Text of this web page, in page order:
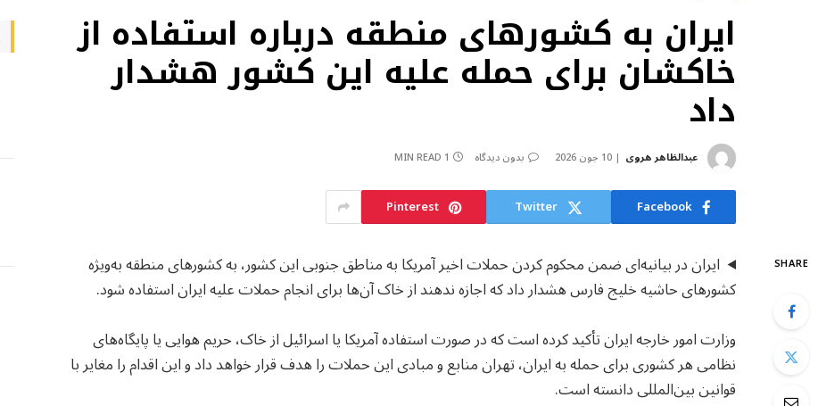
ایران به کشورهای منطقه درباره استفاده از
خاکشان برای حمله علیه این کشور هشدار
داد
عبدالظاهر هروی 10 جون 2026 بدون دیدگاه 1 MIN READ
Facebook
Twitter
Pinterest
SHARE
ایران در بیانیه‌ای ضمن محکوم کردن حملات اخیر آمریکا به مناطق جنوبی این کشور، به کشورهای منطقه به‌ویژه
کشورهای حاشیه خلیج فارس هشدار داد که اجازه ندهند از خاک آن‌ها برای انجام حملات علیه ایران استفاده شود.
وزارت امور خارجه ایران تأکید کرده است که در صورت استفاده آمریکا یا اسرائیل از خاک، حریم هوایی یا پایگاه‌های
نظامی هر کشوری برای حمله به ایران، تهران منابع و مبادی این حملات را هدف قرار خواهد داد و این اقدام را مغایر با
قوانین بین‌المللی دانسته است.